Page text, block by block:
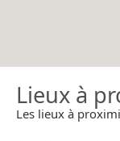
Lieux à
Les lieux à